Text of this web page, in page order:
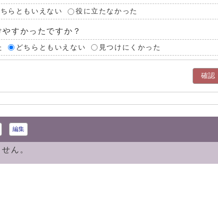
らともいえない 役に立たなかった
すかったですか？
どちらともいえない 見つけにくかった
確認
編集
ん。